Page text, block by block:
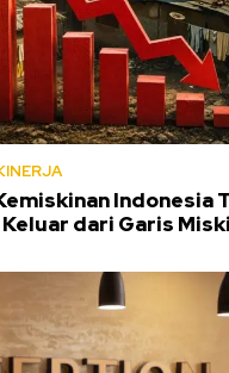
Indonesia
Keluar dari Garis